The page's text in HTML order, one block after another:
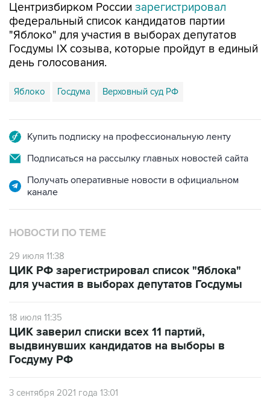
Центризбирком России зарегистрировал
федеральный список кандидатов партии
"Яблоко" для участия в выборах депутатов
Госдумы IX созыва, которые пройдут в единый
день голосования.
Яблоко Госдума Верховный суд РФ
Купить подписку на профессиональную ленту
Подписаться на рассылку главных новостей сайта
Получать оперативные новости в официальном
канале
НОВОСТИ ПО ТЕМЕ
29 июля 11:38
ЦИК РФ зарегистрировал список "Яблока"
для участия в выборах депутатов Госдумы
18 июля 11:35
ЦИК заверил списки всех 11 партий,
выдвинувших кандидатов на выборы в
Госдуму РФ
3 сентября 2021 года 13:01